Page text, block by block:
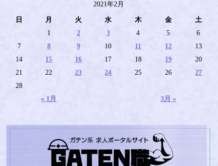
2021年2月
日 月 火 水 木 金 土
« 1月 3月 »
1 2 3 4 5
6
7
8 9 10 11 12
13
14
15 16 17 18 19
20
21
22 23 24 25 26
27
28